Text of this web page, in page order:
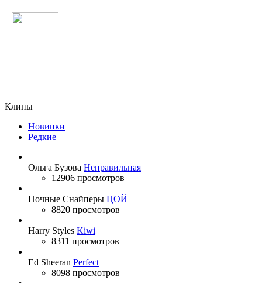
Клипы
Новинки
Редкие
Ольга Бузова Неправильная
12906 просмотров
Ночные Снайперы ЦОЙ
8820 просмотров
Harry Styles Kiwi
8311 просмотров
Ed Sheeran Perfect
8098 просмотров